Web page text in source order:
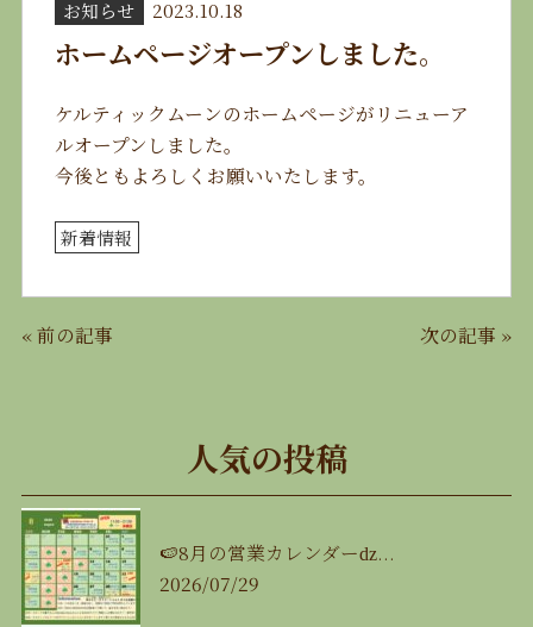
お知らせ 2023.10.18
ホームページオープンしました。
ケルティックムーンのホームページがリニューア
ルオープンしました。
今後ともよろしくお願いいたします。
新着情報
«前の記事 次の記事 »
人気の投稿
🍉8月の営業カレンダーǳ...
2026/07/29